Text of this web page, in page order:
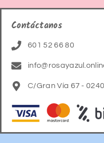
Contáctanos
601 52 66 80
C/Gran Vía 67 -